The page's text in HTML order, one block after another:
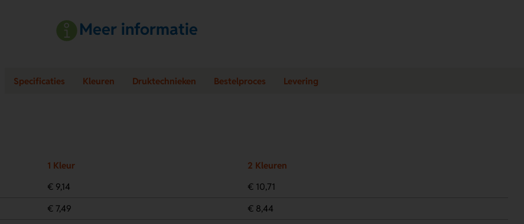
Meer informatie
Specificaties Kleuren Druktechnieken Bestelproces Levering
1 Kleur
2 Kleuren
€ 9,14
€ 10,71
€ 7,49
€ 8,44